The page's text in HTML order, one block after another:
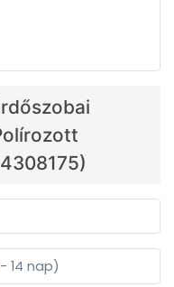
14 nap)